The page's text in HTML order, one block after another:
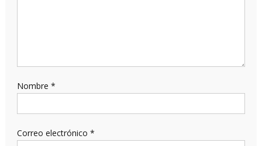
Nombre *
Correo electrónico *